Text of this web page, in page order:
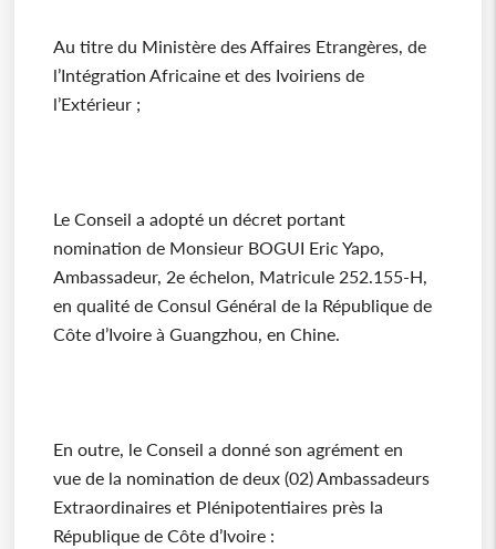
Au titre du Ministère des Affaires Etrangères, de
l’Intégration Africaine et des Ivoiriens de
l’Extérieur ;
Le Conseil a adopté un décret portant
nomination de Monsieur BOGUI Eric Yapo,
Ambassadeur, 2e échelon, Matricule 252.155-H,
en qualité de Consul Général de la République de
Côte d’Ivoire à Guangzhou, en Chine.
En outre, le Conseil a donné son agrément en
vue de la nomination de deux (02) Ambassadeurs
Extraordinaires et Plénipotentiaires près la
République de Côte d’Ivoire :